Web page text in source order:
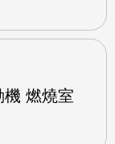
機 燃燒室